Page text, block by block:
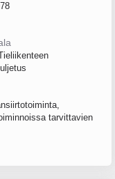
tarvittavien